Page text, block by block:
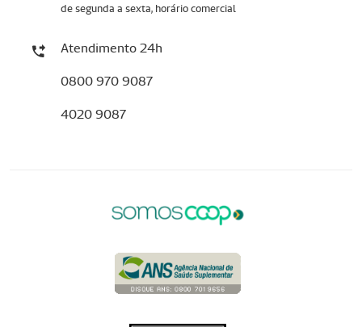
de segunda a sexta, horário comercial
Atendimento 24h
0800 970 9087
4020 9087